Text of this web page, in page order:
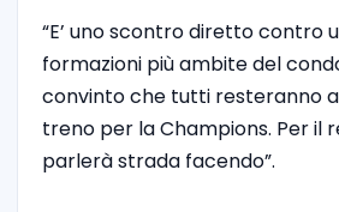
“E’ uno scontro diretto contro
formazioni più ambite del
convinto che tutti resteranno
treno per la Champions. Per il
parlerà strada facendo”.